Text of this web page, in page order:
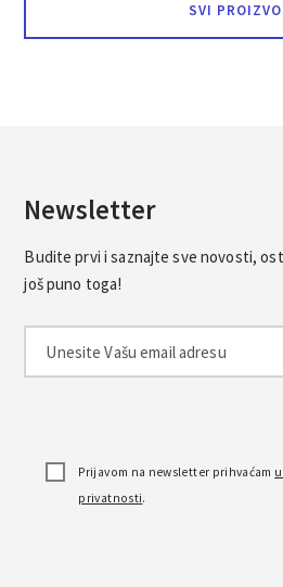
SVI
Newsletter
Budite prvi i saznajte sve novosti,
još puno toga!
Prijavom na newsletter prihvaćam
privatnosti.